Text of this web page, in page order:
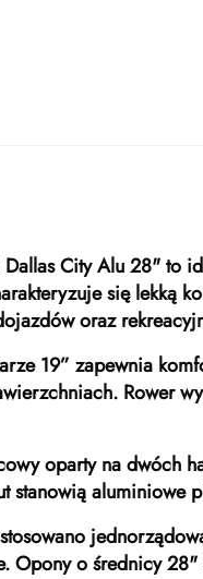
City Alu 28" to
się lekką
oraz
19” zapewnia
Rower
oparty na dwóch
stanowią aluminiowe
Opony o średnicy